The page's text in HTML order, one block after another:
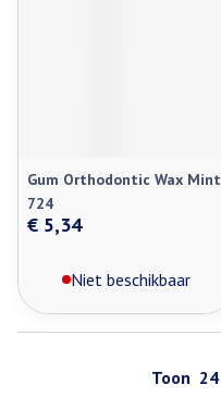
Gum Orthodontic Wax Mint
724
€ 5,34
Niet beschikbaar
Toon